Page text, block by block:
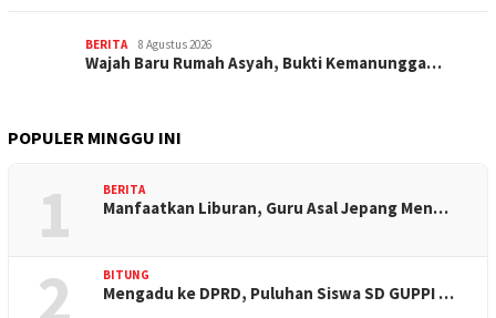
BERITA 8 Agustus 2026
Wajah Baru Rumah Asyah, Bukti Kemanungga…
POPULER MINGGU INI
1 BERITA
Manfaatkan Liburan, Guru Asal Jepang Men…
2 BITUNG
Mengadu ke DPRD, Puluhan Siswa SD GUPPI …